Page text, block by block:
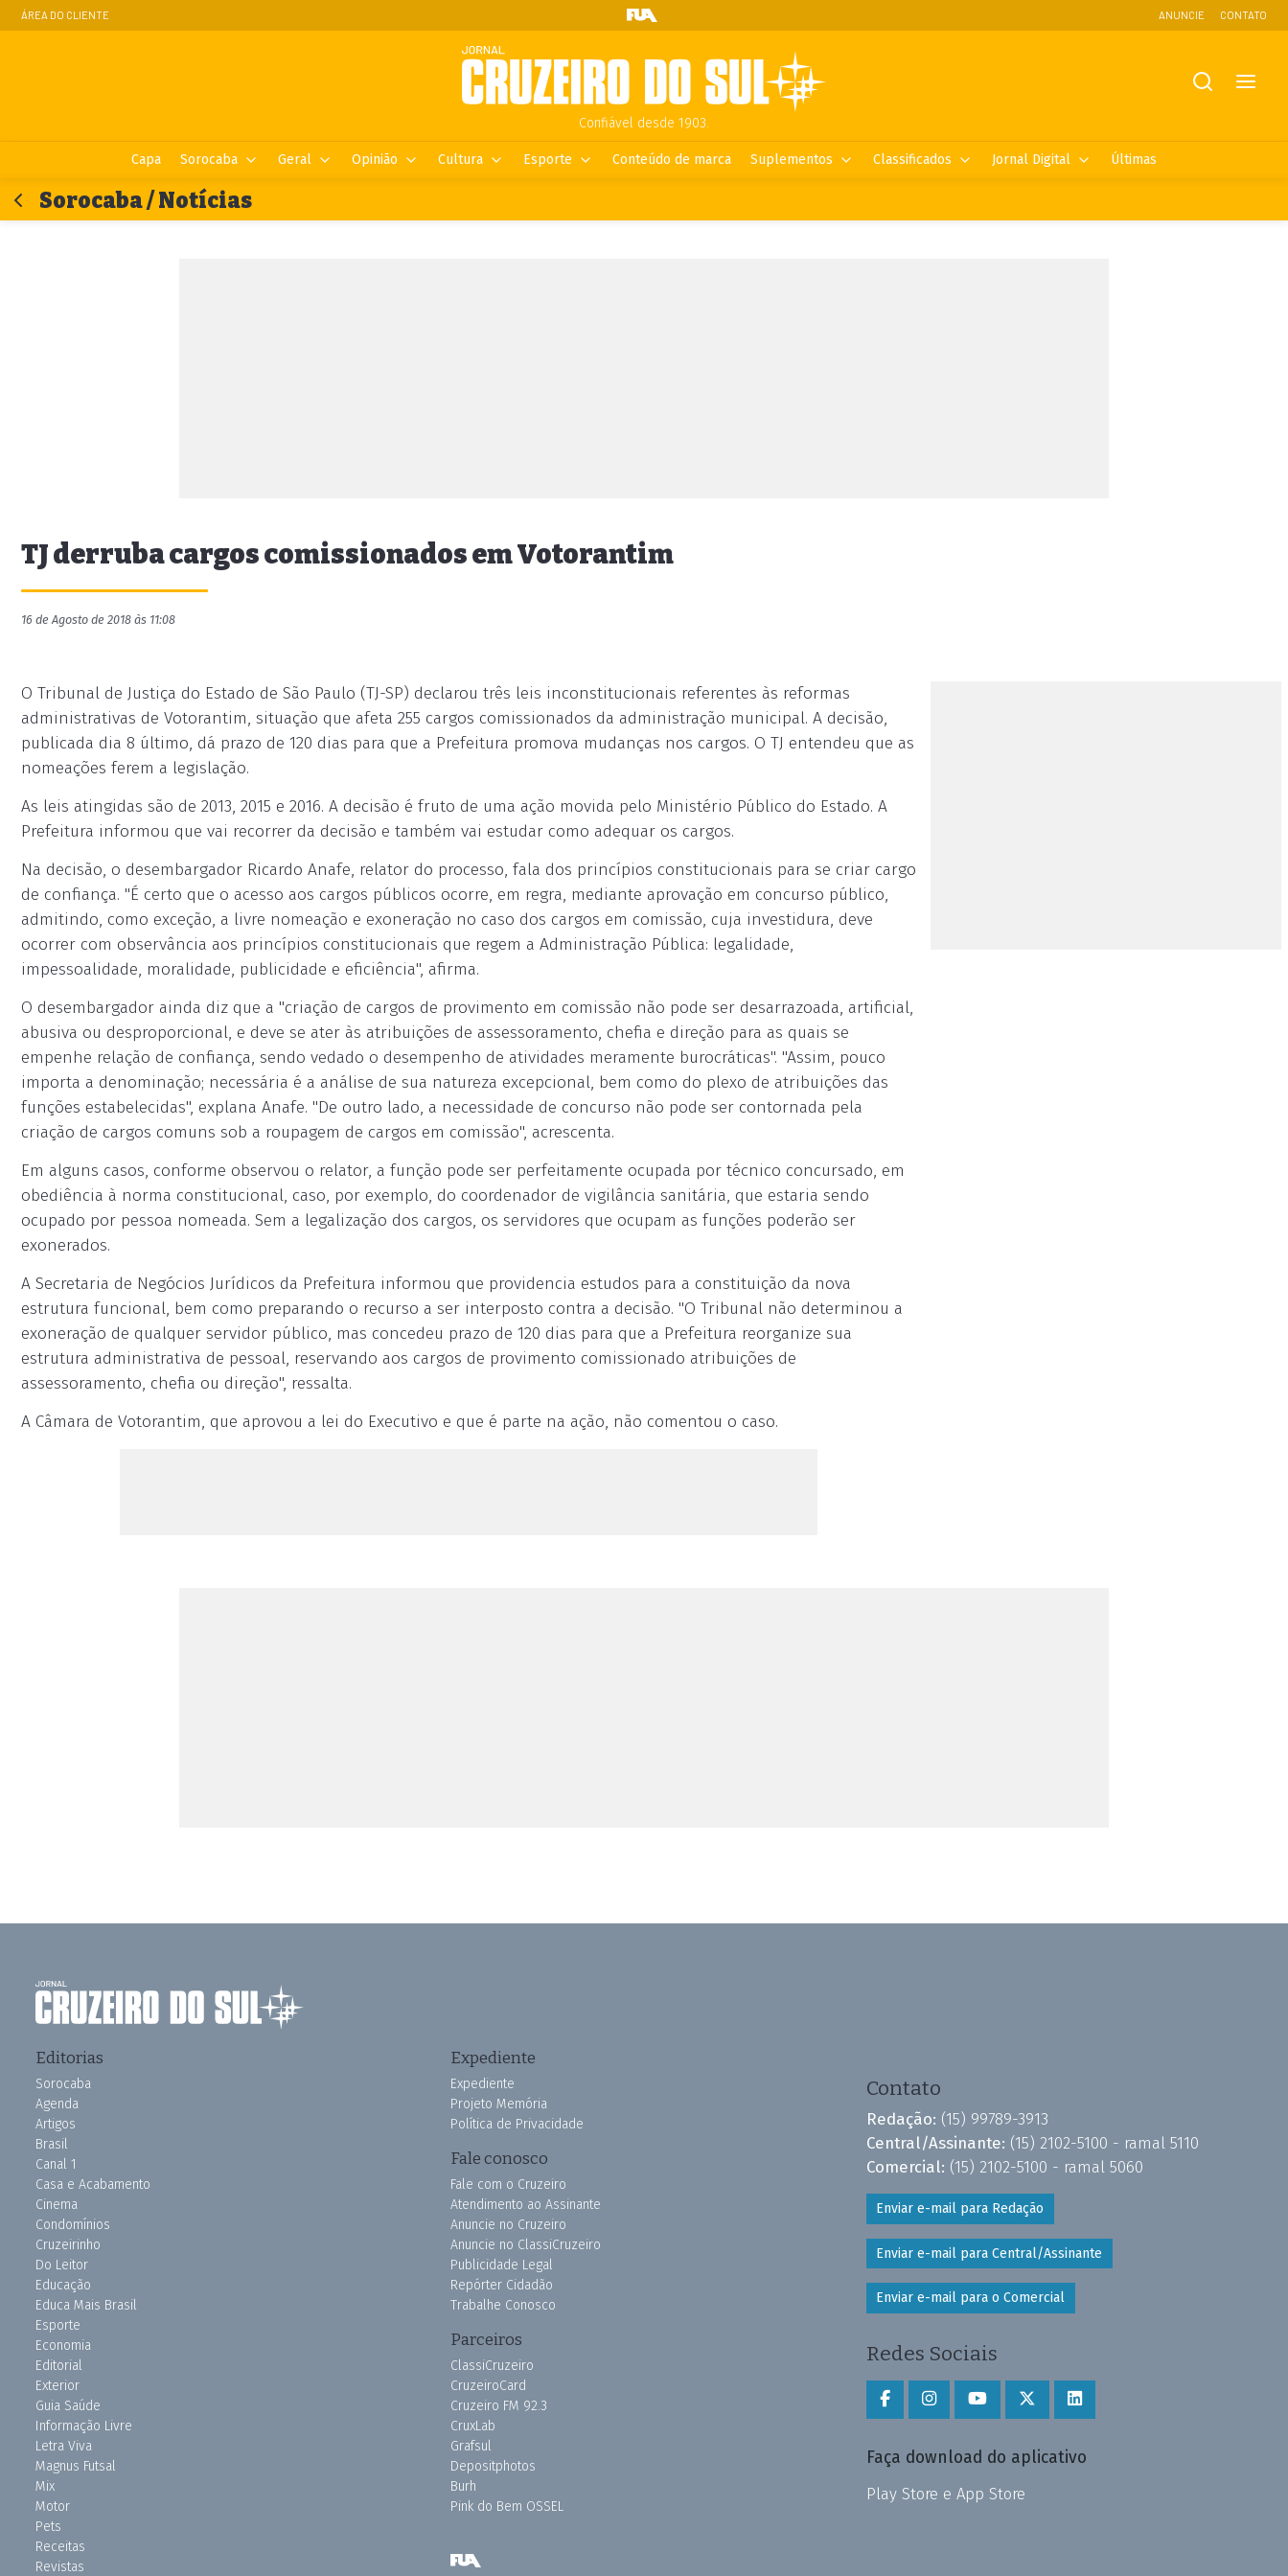
ÁREA DO CLIENTE ANUNCIE CONTATO
Confiável desde 1903.
Capa Sorocaba Geral Opinião Cultura Esporte Conteúdo de marca Suplementos Classificados Jornal Digital Últimas
Sorocaba / Notícias
TJ derruba cargos comissionados em Votorantim
16 de Agosto de 2018 às 11:08
O Tribunal de Justiça do Estado de São Paulo (TJ-SP) declarou três leis inconstitucionais referentes às reformas
administrativas de Votorantim, situação que afeta 255 cargos comissionados da administração municipal. A decisão,
publicada dia 8 último, dá prazo de 120 dias para que a Prefeitura promova mudanças nos cargos. O TJ entendeu que as
nomeações ferem a legislação.
As leis atingidas são de 2013, 2015 e 2016. A decisão é fruto de uma ação movida pelo Ministério Público do Estado. A
Prefeitura informou que vai recorrer da decisão e também vai estudar como adequar os cargos.
Na decisão, o desembargador Ricardo Anafe, relator do processo, fala dos princípios constitucionais para se criar cargo
de confiança. "É certo que o acesso aos cargos públicos ocorre, em regra, mediante aprovação em concurso público,
admitindo, como exceção, a livre nomeação e exoneração no caso dos cargos em comissão, cuja investidura, deve
ocorrer com observância aos princípios constitucionais que regem a Administração Pública: legalidade,
impessoalidade, moralidade, publicidade e eficiência", afirma.
O desembargador ainda diz que a "criação de cargos de provimento em comissão não pode ser desarrazoada, artificial,
abusiva ou desproporcional, e deve se ater às atribuições de assessoramento, chefia e direção para as quais se
empenhe relação de confiança, sendo vedado o desempenho de atividades meramente burocráticas". "Assim, pouco
importa a denominação; necessária é a análise de sua natureza excepcional, bem como do plexo de atribuições das
funções estabelecidas", explana Anafe. "De outro lado, a necessidade de concurso não pode ser contornada pela
criação de cargos comuns sob a roupagem de cargos em comissão", acrescenta.
Em alguns casos, conforme observou o relator, a função pode ser perfeitamente ocupada por técnico concursado, em
obediência à norma constitucional, caso, por exemplo, do coordenador de vigilância sanitária, que estaria sendo
ocupado por pessoa nomeada. Sem a legalização dos cargos, os servidores que ocupam as funções poderão ser
exonerados.
A Secretaria de Negócios Jurídicos da Prefeitura informou que providencia estudos para a constituição da nova
estrutura funcional, bem como preparando o recurso a ser interposto contra a decisão. "O Tribunal não determinou a
exoneração de qualquer servidor público, mas concedeu prazo de 120 dias para que a Prefeitura reorganize sua
estrutura administrativa de pessoal, reservando aos cargos de provimento comissionado atribuições de
assessoramento, chefia ou direção", ressalta.
A Câmara de Votorantim, que aprovou a lei do Executivo e que é parte na ação, não comentou o caso.
Editorias
Sorocaba
Agenda
Artigos
Brasil
Canal 1
Casa e Acabamento
Cinema
Condomínios
Cruzeirinho
Do Leitor
Educação
Educa Mais Brasil
Esporte
Economia
Editorial
Exterior
Guia Saúde
Informação Livre
Letra Viva
Magnus Futsal
Mix
Motor
Pets
Receitas
Revistas
Expediente
Expediente
Projeto Memória
Política de Privacidade
Fale conosco
Fale com o Cruzeiro
Atendimento ao Assinante
Anuncie no Cruzeiro
Anuncie no ClassiCruzeiro
Publicidade Legal
Repórter Cidadão
Trabalhe Conosco
Parceiros
ClassiCruzeiro
CruzeiroCard
Cruzeiro FM 92.3
CruxLab
Grafsul
Depositphotos
Burh
Pink do Bem OSSEL
Contato
Redação: (15) 99789-3913
Central/Assinante: (15) 2102-5100 - ramal 5110
Comercial: (15) 2102-5100 - ramal 5060
Enviar e-mail para Redação
Enviar e-mail para Central/Assinante
Enviar e-mail para o Comercial
Redes Sociais
Faça download do aplicativo
Play Store e App Store